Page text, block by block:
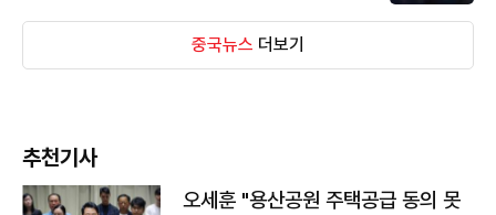
중국뉴스 더보기
추천기사
오세훈 "용산공원 주택공급 동의 못